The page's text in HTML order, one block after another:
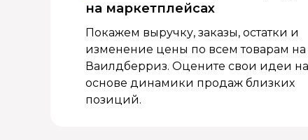
на маркетплейсах
Покажем выручку, заказы, остатки и
изменение цены по всем товарам на
Ваилдберриз. Оцените свои идеи на
основе динамики продаж близких
позиций.